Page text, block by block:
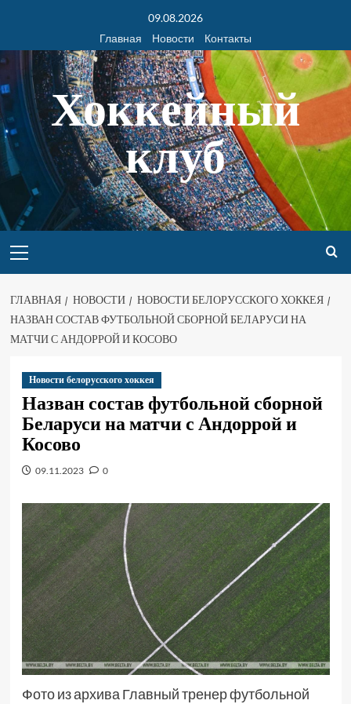
09.08.2026
Главная
Новости Контакты
Хоккейный
клуб
ГЛАВНАЯ НОВОСТИ
НОВОСТИ БЕЛОРУССКОГО ХОККЕЯ
НАЗВАН СОСТАВ ФУТБОЛЬНОЙ СБОРНОЙ БЕЛАРУСИ НА
МАТЧИ С АНДОРРОЙ И КОСОВО
Новости белорусского хоккея
Назван состав футбольной сборной
Беларуси на матчи с Андоррой и
Косово
09.11.2023 0
Фото из архива Главный тренер футбольной